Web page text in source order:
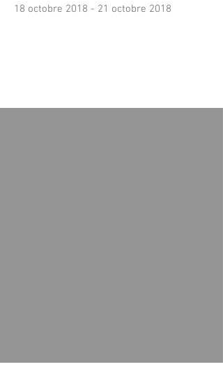
18 octobre 2018 - 21 octobre 2018